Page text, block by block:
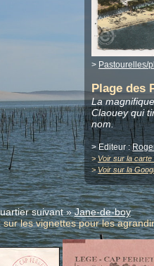
> Pastourelles/
Plage des
La
Claouey qui
nom.
> Editeur :
>Voir sur la
>Voir sur la
suivant »Jane-de-boy
sur les vignettes pour les agrandir